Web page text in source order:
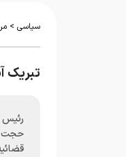
سیاسی >
تبریک
حجت